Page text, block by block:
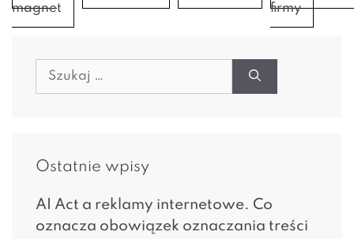
magnet
firmy
Szukaj:
Ostatnie wpisy
AI Act a reklamy internetowe. Co
oznacza obowiązek oznaczania treści